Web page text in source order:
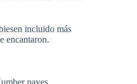
incluido más
encantaron.